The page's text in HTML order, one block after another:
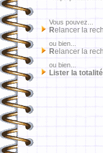
Vous pouvez...
Relancer la
ou bien...
Relancer la
ou bien...
Lister la